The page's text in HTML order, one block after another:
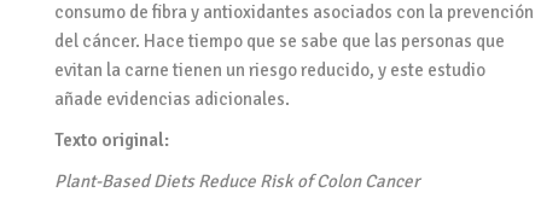
consumo de fibra y antioxidantes asociados con la prevención
del cáncer. Hace tiempo que se sabe que las personas que
evitan la carne tienen un riesgo reducido, y este estudio
añade evidencias adicionales.
Texto original:
Plant-Based Diets Reduce Risk of Colon Cancer